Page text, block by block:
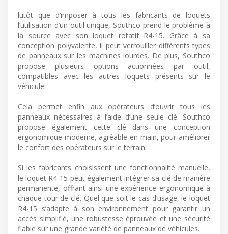
lutôt que d’imposer à tous les fabricants de loquets
l’utilisation d’un outil unique, Southco prend le problème à
la source avec son loquet rotatif R4-15. Grâce à sa
conception polyvalente, il peut verrouiller différents types
de panneaux sur les machines lourdes. De plus, Southco
propose plusieurs options actionnées par outil,
compatibles avec les autres loquets présents sur le
véhicule.
Cela permet enfin aux opérateurs d’ouvrir tous les
panneaux nécessaires à l’aide d’une seule clé. Southco
propose également cette clé dans une conception
ergonomique moderne, agréable en main, pour améliorer
le confort des opérateurs sur le terrain.
Si les fabricants choisissent une fonctionnalité manuelle,
le loquet R4-15 peut également intégrer sa clé de manière
permanente, offrant ainsi une expérience ergonomique à
chaque tour de clé. Quel que soit le cas d’usage, le loquet
R4-15 s’adapte à son environnement pour garantir un
accès simplifié, une robustesse éprouvée et une sécurité
fiable sur une grande variété de panneaux de véhicules.